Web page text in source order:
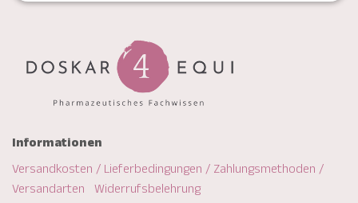
Informationen
Versandkosten / Lieferbedingungen / Zahlungsmethoden /
Versandarten Widerrufsbelehrung